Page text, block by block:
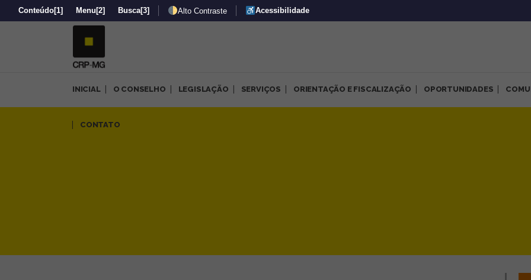
Conteúdo[1] Menu [2] Busca[3] Alto Contraste Acessibilidade
INICIAL O CONSELHO LEGISLAÇÃO SERVIÇOS ORIENTAÇÃO E FISCALIZAÇÃO OPORTUNIDADES
CONTATO
Encontro na subsede Norte reflete sobre caminhos para